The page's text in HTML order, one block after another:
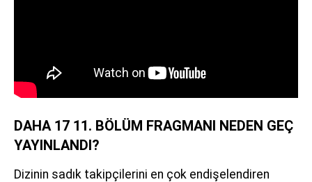
DAHA 17 11. BÖLÜM FRAGMANI NEDEN GEÇ
YAYINLANDI?
Dizinin sadık takipçilerini en çok endişelendiren